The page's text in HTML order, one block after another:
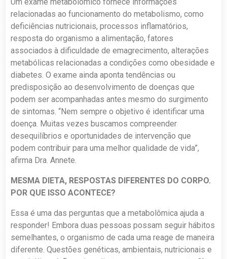
relacionadas ao funcionamento do metabolismo, como
deficiências nutricionais, processos inflamatórios,
resposta do organismo a alimentação, fatores
associados à dificuldade de emagrecimento, alterações
metabólicas relacionadas a condições como obesidade e
diabetes. O exame ainda aponta tendências ou
predisposição ao desenvolvimento de doenças que
podem ser acompanhadas antes mesmo do surgimento
de sintomas. “Nem sempre o objetivo é identificar uma
doença. Muitas vezes buscamos compreender
desequilíbrios e oportunidades de intervenção que
podem contribuir para uma melhor qualidade de vida”,
afirma Dra. Annete.
MESMA DIETA, RESPOSTAS DIFERENTES DO CORPO.
POR QUE ISSO ACONTECE?
Essa é uma das perguntas que a metabolômica ajuda a
responder! Embora duas pessoas possam seguir hábitos
semelhantes, o organismo de cada uma reage de maneira
diferente. Questões genéticas, ambientais, nutricionais e